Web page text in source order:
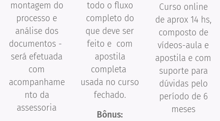
montagem do
processo e
análise dos
documentos -
será efetuada
com
acompanhame
nto da
assessoria
todo o fluxo
completo do
que deve ser
feito e com
apostila
completa
usada no curso
fechado.
Bônus:
Curso online
de aprox 14 hs,
composto de
vídeos-aula e
apostila e com
suporte para
dúvidas pelo
período de 6
meses